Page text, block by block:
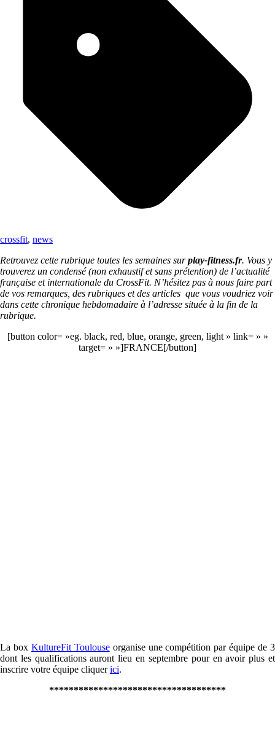
crossfit, news
Retrouvez cette rubrique toutes les semaines sur play-fitness.fr. Vous y
trouverez un condensé (non exhaustif et sans prétention) de l’actualité
française et internationale du CrossFit. N’hésitez pas à nous faire part
de vos remarques, des rubriques et des articles que vous voudriez voir
dans cette chronique hebdomadaire à l’adresse située à la fin de la
rubrique.
[button color= »eg. black, red, blue, orange, green, light » link= » »
target= » »]FRANCE[/button]
La box KultureFit Toulouseorganise une compétition par équipe de 3
dont les qualifications auront lieu en septembre pour en avoir plus et
inscrire votre équipe cliquerici.
************************************